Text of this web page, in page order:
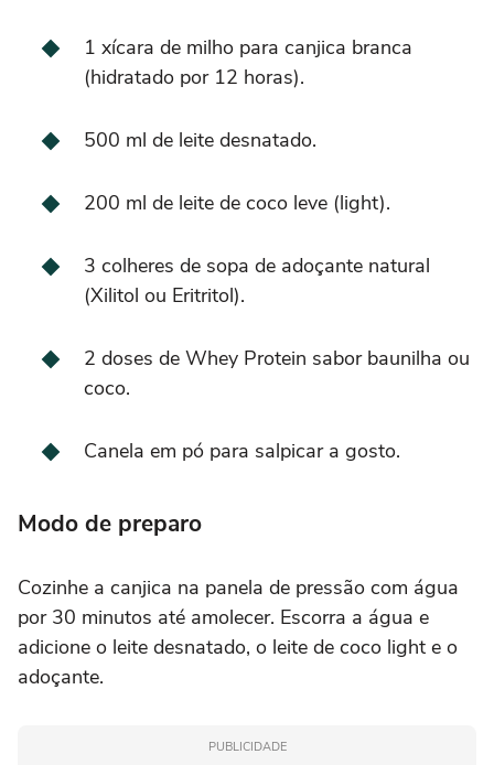
1 xícara de milho para canjica branca
(hidratado por 12 horas).
500 ml de leite desnatado.
200 ml de leite de coco leve (light).
3 colheres de sopa de adoçante natural
(Xilitol ou Eritritol).
2 doses de Whey Protein sabor baunilha ou
coco.
Canela em pó para salpicar a gosto.
Modo de preparo
Cozinhe a canjica na panela de pressão com água
por 30 minutos até amolecer. Escorra a água e
adicione o leite desnatado, o leite de coco light e o
adoçante.
PUBLICIDADE